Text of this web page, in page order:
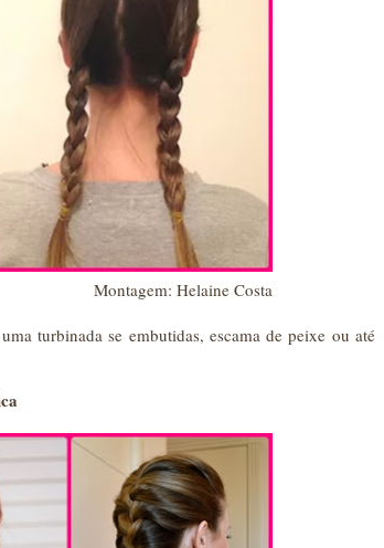
Montagem: Helaine Costa
turbinada se embutidas, escama de peixe ou até